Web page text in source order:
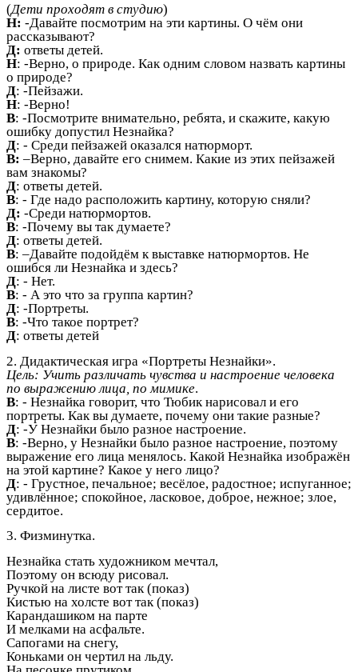
(Дети проходят в студию)
Н: -Давайте посмотрим на эти картины. О чём они
рассказывают?
Д: ответы детей.
Н: -Верно, о природе. Как одним словом назвать картины
о природе?
Д: -Пейзажи.
Н: -Верно!
В: -Посмотрите внимательно, ребята, и скажите, какую
ошибку допустил Незнайка?
Д: - Среди пейзажей оказался натюрморт.
В: –Верно, давайте его снимем. Какие из этих пейзажей
вам знакомы?
Д: ответы детей.
В: - Где надо расположить картину, которую сняли?
Д: -Среди натюрмортов.
В: -Почему вы так думаете?
Д: ответы детей.
В: –Давайте подойдём к выставке натюрмортов. Не
ошибся ли Незнайка и здесь?
Д: - Нет.
В: - А это что за группа картин?
Д: -Портреты.
В: -Что такое портрет?
Д: ответы детей
2. Дидактическая игра «Портреты Незнайки».
Цель: Учить различать чувства и настроение человека
по выражению лица, по мимике.
В: - Незнайка говорит, что Тюбик нарисовал и его
портреты. Как вы думаете, почему они такие разные?
Д: -У Незнайки было разное настроение.
В: -Верно, у Незнайки было разное настроение, поэтому
выражение его лица менялось. Какой Незнайка изображён
на этой картине? Какое у него лицо?
Д: - Грустное, печальное; весёлое, радостное; испуганное;
удивлённое; спокойное, ласковое, доброе, нежное; злое,
сердитое.
3. Физминутка.
Незнайка стать художником мечтал,
Поэтому он всюду рисовал.
Ручкой на листе вот так (показ)
Кистью на холсте вот так (показ)
Карандашиком на парте
И мелками на асфальте.
Сапогами на снегу,
Коньками он чертил на льду.